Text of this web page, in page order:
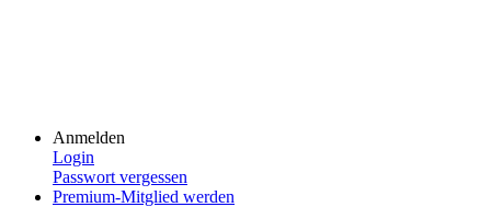
Anmelden
Login
Passwort vergessen
Premium-Mitglied werden